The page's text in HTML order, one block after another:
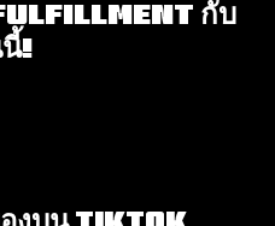
Fulfillment กับ
!